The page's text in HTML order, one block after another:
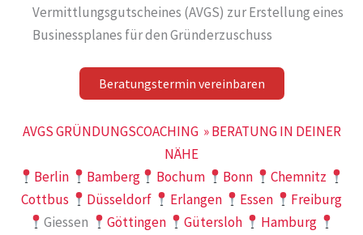
Vermittlungsgutscheines (AVGS) zur Erstellung eines
Businessplanes für den Gründerzuschuss
Beratungstermin vereinbaren
AVGS GRÜNDUNGSCOACHING » BERATUNG IN DEINER
NÄHE
Berlin
Bamberg Bochum Bonn
Chemnitz
Cottbus
Düsseldorf Erlangen Essen
Freiburg
Giessen
Göttingen Gütersloh
Hamburg